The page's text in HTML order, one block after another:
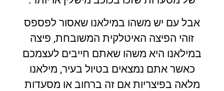
אבל עם יש משהו במילאנו שאסור לפספס
זוהי הפיצה האיטלקית המשובחת, פיצה
במילאנו היא משהו שאתם חייבים לעצמכם
כאשר אתם נמצאים בטיול בעיר, מילאנו
מלאה בפיצריות אם זה ברחוב או מסעדות